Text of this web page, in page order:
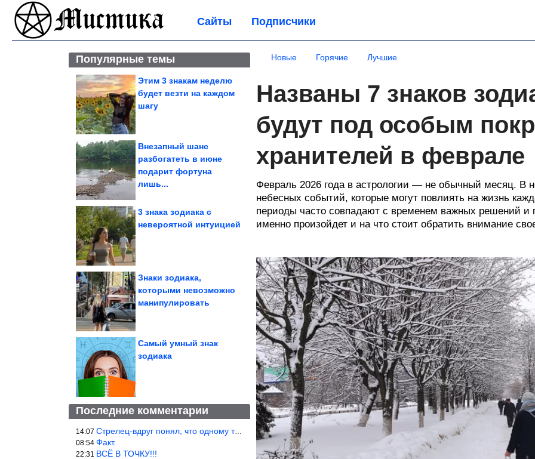
Сайты Подписчики
Популярные темы
Этим 3 знакам неделю
будет везти на каждом
шагу
Внезапный шанс
разбогатеть в июне
подарит фортуна
лишь...
3 знака зодиака с
невероятной интуицией
Знаки зодиака,
которыми невозможно
манипулировать
Самый умный знак
зодиака
Последние комментарии
14:07 Стрелец-вдруг понял, что одному то и жить легче.
08:54 Факт.
22:31 ВСЁ В ТОЧКУ!!!
Новые Горячие Лучшие
Названы 7 знаков
будут под особым
хранителей в феврале
Февраль 2026 года в астрологии — не обычный месяц. В
небесных событий, которые могут повлиять на жизнь
периоды часто совпадают с временем важных решений и
именно произойдет и на что стоит обратить внимание